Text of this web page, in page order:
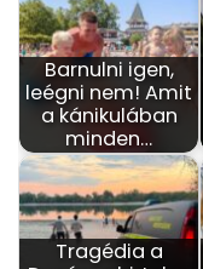
Barnulni igen,
leégni nem! Amit
a kánikulában
minden…
Tragédia a